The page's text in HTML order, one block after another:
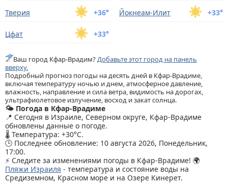
+36°
Тверия +33°
Йокнеам-Илит
+33°
Цфат
Ваш город Кфар-Врадим?Добавьте этот город на панель
вверху.
Подробный прогноз погоды на десять дней в Кфар-Врадиме,
включая температуру ночью и днем, атмосферное давление,
влажность, направление и сила ветра, видимость на дорогах,
ультрафиолетовое излучение, восход и закат солнца.
🌤️ Погода в Кфар-Врадиме
📍 Сегодня в Израиле, Северном округе, Кфар-Врадиме
обновлены данные о погоде.
🌡️ Температура: +30°C.
🕒 Последнее обновление: 10 августа 2026, Понедельник,
17:00.
⚡ Следите за изменениями погоды в Кфар-Врадиме! 🌍
Пляжи Израиля - температура и состояние воды на
Средиземном, Красном море и на Озере Кинерет.